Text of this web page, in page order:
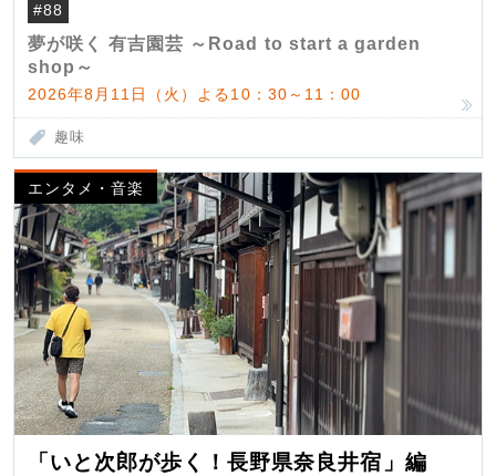
#88
夢が咲く 有吉園芸 ～Road to start a garden
shop～
2026年8月11日（火）よる10：30～11：00
趣味
エンタメ・音楽
「いと次郎が歩く！長野県奈良井宿」編